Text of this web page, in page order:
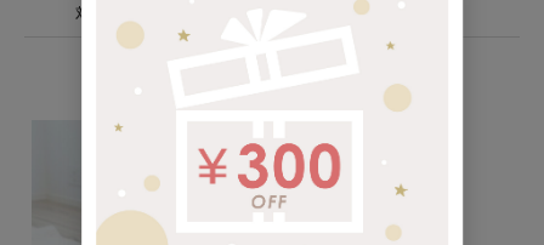
対象年齢 （おおよそ）5～15カ月